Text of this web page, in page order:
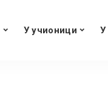
У учионици У